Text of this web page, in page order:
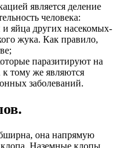
является деление
человека:
яйца других насекомых-
жука. Как правило,
паразитируют на
тому же являются
заболеваний.
она напрямую
клопа. Наземные клопы